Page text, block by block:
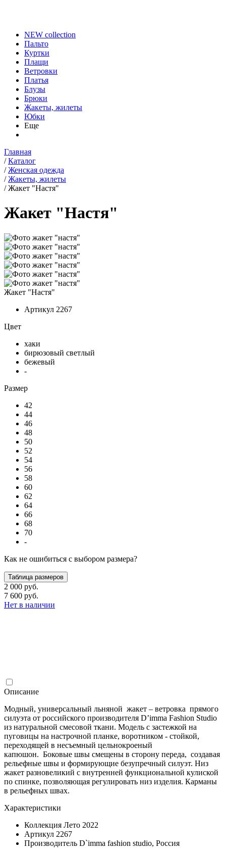
NEW collection
Пальто
Куртки
Плащи
Ветровки
Платья
Блузы
Брюки
Жакеты, жилеты
Юбки
Еще
Главная
/ Каталог
/ Женская одежда
/ Жакеты, жилеты
/ Жакет "Настя"
Жакет "Настя"
Жакет "Настя"
Артикул 2267
Цвет
хаки
бирюзовый светлый
бежевый
-
Размер
42
44
46
48
50
52
54
56
58
60
62
64
66
68
70
-
Как не ошибиться с выбором размера?
Таблица размеров
2 000 руб.
7 600 руб.
Нет в наличии
Описание
Модный, универсальный льняной жакет – ветровка прямого
силуэта от российского производителя D’imma Fashion Studio
из натуральной смесовой ткани. Модель с застежкой на
пуговицы на настрочной планке, воротником - стойкой,
переходящей в несъемный цельнокроеный
капюшон. Боковые швы смещены в сторону переда, создавая
рельефные швы и формирующие безупречный силуэт. Низ
жакет разновеликий с внутренней функциональной кулиской
по спинке, позволяющая регулировать низ изделия. Карманы
в рельефных швах.
Характеристики
Коллекция Лето 2022
Артикул 2267
Производитель D`imma fashion studio, Россия